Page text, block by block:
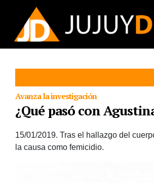
Avanza la investigación
¿Qué pasó con
15/01/2019. Tras el hallazgo del
la causa como femicidio.